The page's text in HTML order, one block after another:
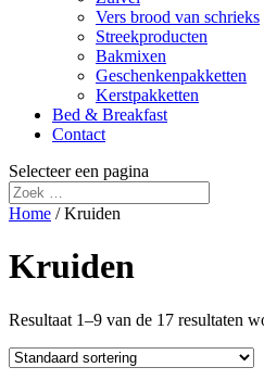
Vers brood van schrieks
Streekproducten
Bakmixen
Geschenkenpakketten
Kerstpakketten
Bed & Breakfast
Contact
Selecteer een pagina
Home / Kruiden
Kruiden
Resultaat 1–9 van de 17 resultaten